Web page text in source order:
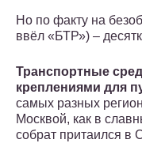
Но по факту на
ввёл «БТР») –
Транспортные
креплениями для
самых разных
Москвой, как в
собрат притаился в